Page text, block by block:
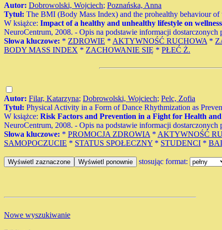
Autor: Dobrowolski, Wojciech; Poznańska, Anna
Tytuł: The BMI (Body Mass Index) and the prohealthy behaviour
W książce: Impact of a healthy and unhealthy lifestyle on
NeuroCentrum, 2008. - Opis na podstawie informacji
Słowa kluczowe: * ZDROWIE * AKTYWNOŚĆ RUCHOWA *
BODY MASS INDEX * ZACHOWANIE SIĘ * PŁEĆ Ż.
Autor: Filar, Katarzyna; Dobrowolski, Wojciech; Pelc, Zofia
Tytuł: Physical Activity in a Form of Dance Rhythmization as
W książce: Risk Factors and Prevention in a Fight for Health
NeuroCentrum, 2008. - Opis na podstawie informacji
Słowa kluczowe: * PROMOCJA ZDROWIA * AKTYWNOŚĆ
SAMOPOCZUCIE * STATUS SPOŁECZNY * STUDENCI *
stosując format:
Nowe wyszukiwanie